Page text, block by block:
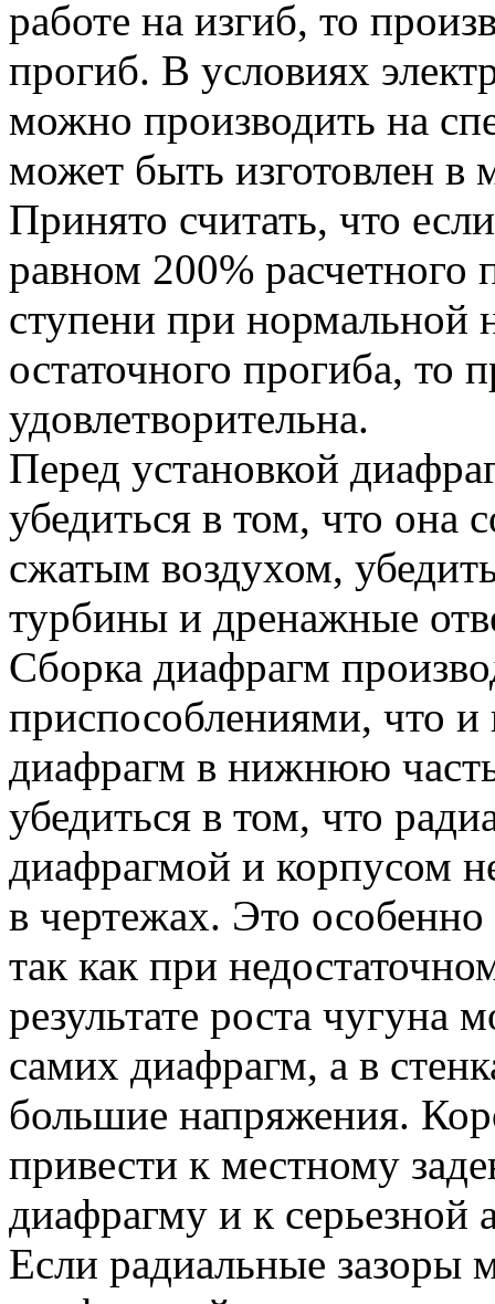
работе на изгиб, то
прогиб. В условиях
можно производить на
может быть изготовлен в
Принято считать, что
равном 200% расчетного
ступени при нормальной
остаточного прогиба, то
удовлетворительна.
Перед установкой
убедиться в том, что она
сжатым воздухом,
турбины и дренажные
Сборка диафрагм
приспособлениями, что
диафрагм в нижнюю
убедиться в том, что
диафрагмой и корпусом
в чертежах. Это
так как при
результате роста чугуна
самих диафрагм, а в
большие напряжения.
привести к местному
диафрагму и к серьезной
Если радиальные